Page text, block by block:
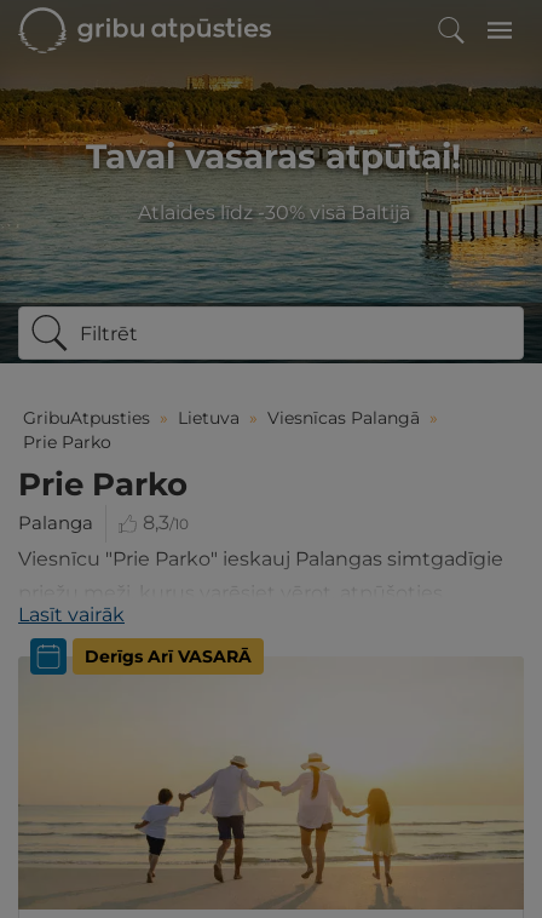
Tavai vasaras atpūtai!
Atlaides līdz -30% visā Baltijā
Filtrēt
GribuAtpusties » Lietuva » Viesnīcas Palangā »
Prie Parko
Prie Parko
Palanga 8,3/10
Viesnīcu "Prie Parko" ieskauj Palangas simtgadīgie
viesnīcas pagalmā vai veroties pa viesnīcas numura
logiem.
Lasīt vairāk
Derīgs Arī VASARĀ